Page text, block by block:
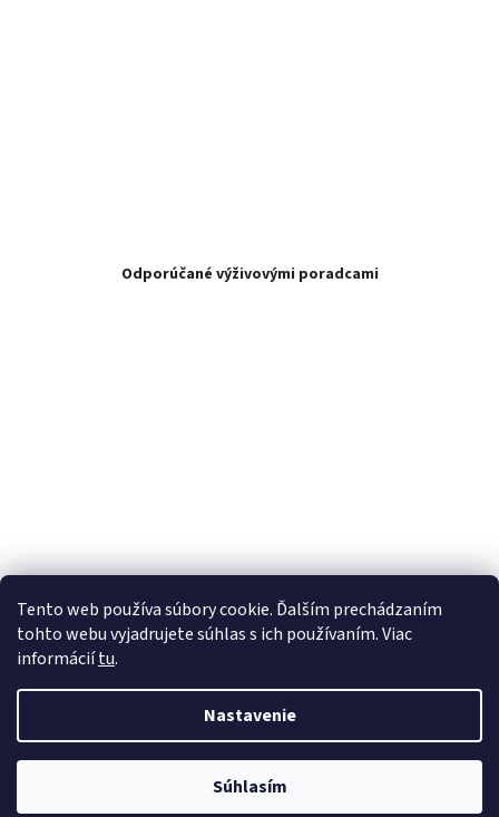
Tento web používa súbory cookie. Ďalším prechádzaním
tohto webu vyjadrujete súhlas s ich používaním. Viac
informáciítu.
Nastavenie
Súhlasím
Odporúčané výživovými poradcami
Vytvoril Shoptet
instick.sk. Všetky práva vyhradené.